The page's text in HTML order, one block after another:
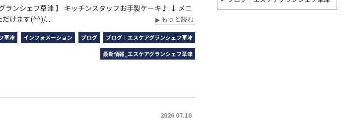
ランシェフ草津 】 キッチンスタッフお手製ケーキ♪ ↓ メニ
だけます(^^)/...
もっと読む
草津 インフォメーション ブログ ブログ｜エスケアグランシェフ草津
最新情報_エスケアグランシェフ草津
2026 07.10